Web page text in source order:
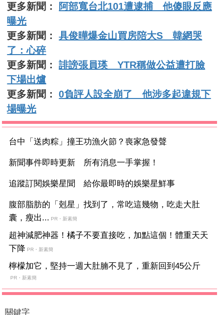
更多新聞：
阿部寬台北101遭逮捕 他傻眼反應
曝光
更多新聞：具俊曄爆金山買房陪大S 韓網哭
了：心碎
更多新聞：誹謗張員瑛 YTR稱做公益遭打臉
下場出爐
更多新聞：0負評人設全崩了 他涉多起違規下
場曝光
台中「送肉粽」撞王功漁火節？喪家急發聲
新聞事件即時更新 所有消息一手掌握！
追蹤訂閱娛樂星聞 給你最即時的娛樂星鮮事
腹部脂肪的「剋星」找到了，常吃這幾物，吃走大肚
囊，瘦出... PR・新素簡
超神減肥神器！橘子不要直接吃，加點這個！體重天天
下降 PR・新素簡
檸檬加它，堅持一週大肚腩不見了，重新回到45公斤
PR・新素簡
關鍵字